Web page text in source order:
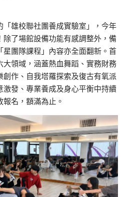
「雄校聯社團養成實驗室」，今年
除了場館設備功能有感調整外，備
星團隊課程」內容亦全面翻新。首
領域，涵蓋熱血舞蹈、實務財務
創作、自我塔羅探索及復古有氧派
發、專業養成及身心平衡中持續
名，額滿為止。